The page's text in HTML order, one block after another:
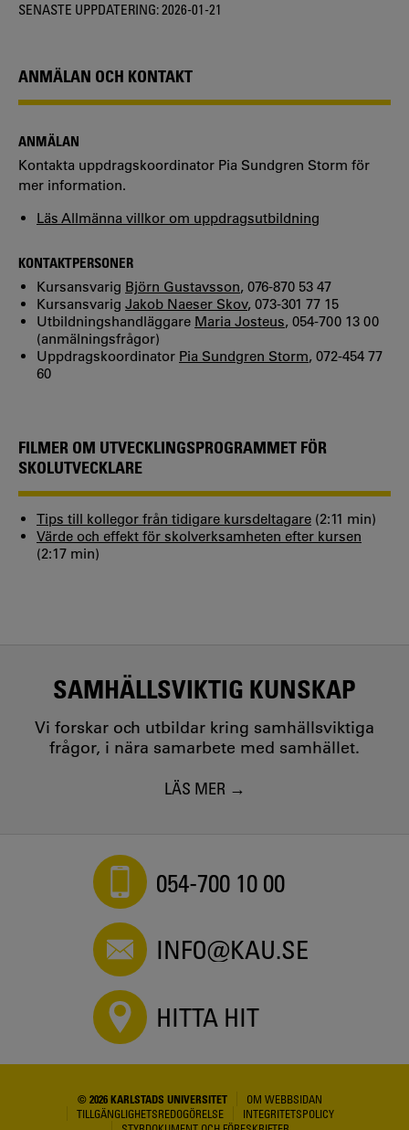
SENASTE UPPDATERING:2026-01-21
ANMÄLAN OCH KONTAKT
ANMÄLAN
Kontakta uppdragskoordinator Pia Sundgren Storm för
mer information.
Läs Allmänna villkor om uppdragsutbildning
KONTAKTPERSONER
Kursansvarig Björn Gustavsson, 076-870 53 47
Kursansvarig Jakob Naeser Skov, 073-301 77 15
Utbildningshandläggare Maria Josteus, 054-700 13 00
(anmälningsfrågor)
Uppdragskoordinator Pia Sundgren Storm, 072-454 77
60
FILMER OM UTVECKLINGSPROGRAMMET FÖR
SKOLUTVECKLARE
Tips till kollegor från tidigare kursdeltagare (2:11 min)
Värde och effekt för skolverksamheten efter kursen
(2:17 min)
SAMHÄLLSVIKTIG KUNSKAP
Vi forskar och utbildar kring samhällsviktiga
frågor, i nära samarbete med samhället.
LÄS MER
054-700 10 00
INFO@KAU.SE
HITTA HIT
© 2026 KARLSTADS UNIVERSITET
OM WEBBSIDAN
TILLGÄNGLIGHETSREDOGÖRELSE
INTEGRITETSPOLICY